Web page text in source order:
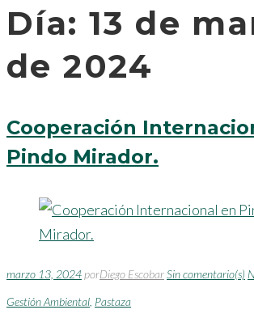
Día:13 de
de 2024
Cooperación
Pindo Mirador.
marzo 13, 2024porDiego EscobarSin comentario(s)
Gestión Ambiental Pastaza